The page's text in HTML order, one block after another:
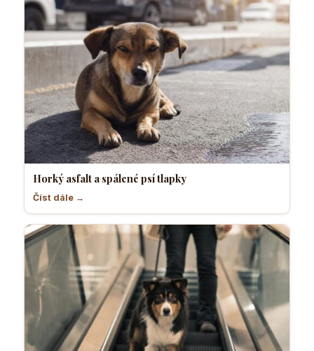
Horký asfalt a spálené psí tlapky
Číst dále →